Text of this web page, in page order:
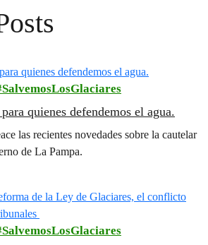
SalvemosLosGlaciares
quienes defendemos el agua.
las recientes novedades sobre la cautelar
de La Pampa.
SalvemosLosGlaciares